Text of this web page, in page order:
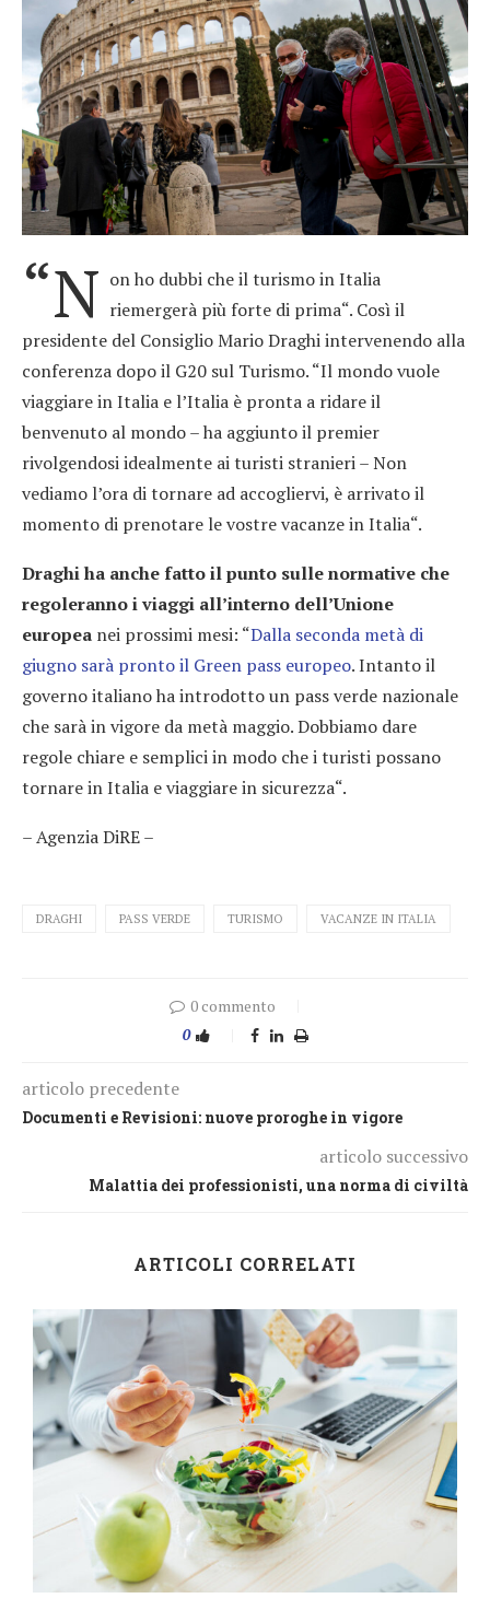
“N on ho dubbi che il turismo in Italia
riemergerà più forte di prima“. Così il
presidente del Consiglio Mario Draghi intervenendo alla
conferenza dopo il G20 sul Turismo. “Il mondo vuole
viaggiare in Italia e l’Italia è pronta a ridare il
benvenuto al mondo – ha aggiunto il premier
rivolgendosi idealmente ai turisti stranieri – Non
vediamo l’ora di tornare ad accogliervi, è arrivato il
momento di prenotare le vostre vacanze in Italia“.
Draghi ha anche fatto il punto sulle normative che
regoleranno i viaggi all’interno dell’Unione
europea nei prossimi mesi: “Dalla seconda metà di
giugno sarà pronto il Green pass europeo. Intanto il
governo italiano ha introdotto un pass verde nazionale
che sarà in vigore da metà maggio. Dobbiamo dare
regole chiare e semplici in modo che i turisti possano
tornare in Italia e viaggiare in sicurezza“.
– Agenzia DiRE –
DRAGHI PASS VERDE TURISMO VACANZE IN ITALIA
0 commento
0
articolo precedente
Documenti e Revisioni: nuove proroghe in vigore
articolo successivo
Malattia dei professionisti, una norma di civiltà
ARTICOLI CORRELATI